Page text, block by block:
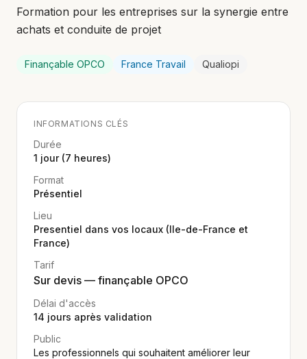
Formation pour les entreprises sur la synergie entre
achats et conduite de projet
Finançable OPCO France Travail Qualiopi
INFORMATIONS CLÉS
Durée
1 jour (7 heures)
Format
Présentiel
Lieu
Presentiel dans vos locaux (Ile-de-France et
France)
Tarif
Sur devis — finançable OPCO
Délai d'accès
14 jours après validation
Public
Les professionnels qui souhaitent améliorer leur